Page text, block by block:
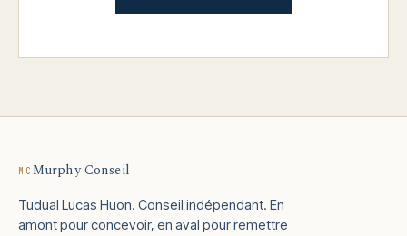
MC Murphy Conseil
Tudual Lucas Huon. Conseil indépendant. En
amont pour concevoir, en aval pour remettre